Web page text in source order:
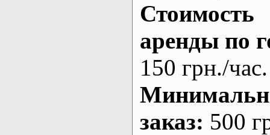
Стоимость
аренды по
150 грн./час.
заказ: 500